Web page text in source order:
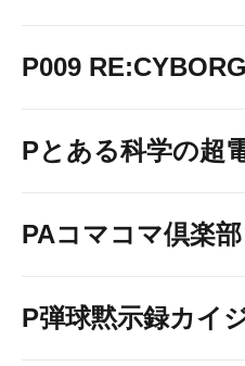
P009
Pとある科学の超
PAコマコマ倶楽
P弾球黙示録カイ